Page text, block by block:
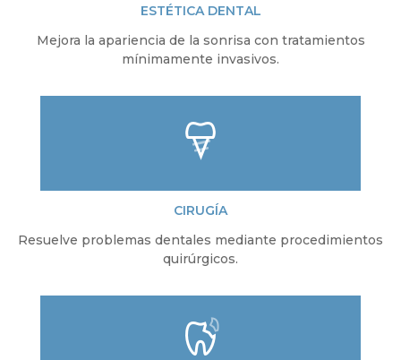
ESTÉTICA DENTAL
Mejora la apariencia de la sonrisa con tratamientos
mínimamente invasivos.
CIRUGÍA
Resuelve problemas dentales mediante procedimientos
quirúrgicos.